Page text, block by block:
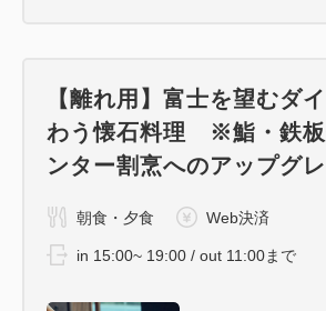
ございますファクトシートをご確
＜お食事場所（朝/夜）＞
本館ダイニングでのご提供となりま
ります
【離れ用】富士を望むダ
わう懐石料理 ※鮨・鉄板
ンター割烹へのアップグ
朝食・夕食 Web決済
in 15:00~ 19:00 / out 11:00まで